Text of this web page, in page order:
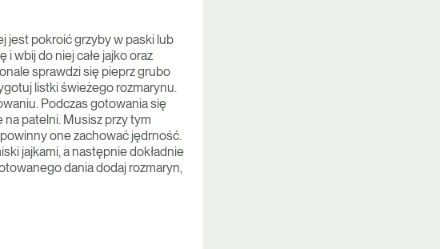
jest pokroić grzyby w paski lub
wbij do niej całe jajko oraz
sprawdzi się pieprz grubo
listki świeżego rozmarynu.
Podczas gotowania się
na patelni. Musisz przy tym
one zachować jędrność.
jajkami, a następnie dokładnie
dania dodaj rozmaryn,